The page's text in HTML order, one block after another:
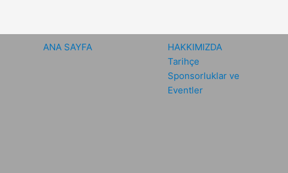
ANA SAYFA
HAKKIMIZDA
Tarihçe
Sponsorluklar ve
Eventler